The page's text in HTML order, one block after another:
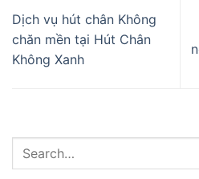
Dịch vụ hút chân Không
chăn mền tại Hút Chân
Không Xanh